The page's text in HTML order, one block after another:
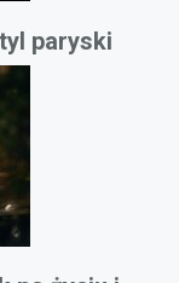
paryski